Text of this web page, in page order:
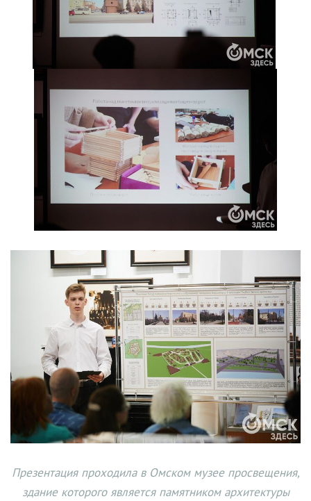
Презентация проходила в Омском музее просвещения,
здание которого является памятником архитектуры